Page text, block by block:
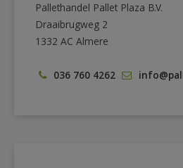
Pallethandel Pallet Plaza B.V.
Draaibrugweg 2
1332 AC Almere
036 760 4262